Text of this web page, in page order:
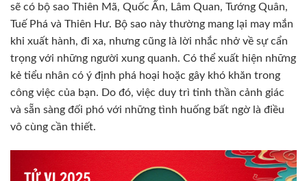
sẽ có bộ sao Thiên Mã, Quốc Ấn, Lâm Quan, Tướng Quân,
Tuế Phá và Thiên Hư. Bộ sao này thường mang lại may mắn
khi xuất hành, đi xa, nhưng cũng là lời nhắc nhở về sự cẩn
trọng với những người xung quanh. Có thể xuất hiện những
kẻ tiểu nhân có ý định phá hoại hoặc gây khó khăn trong
công việc của bạn. Do đó, việc duy trì tinh thần cảnh giác
và sẵn sàng đối phó với những tình huống bất ngờ là điều
vô cùng cần thiết.